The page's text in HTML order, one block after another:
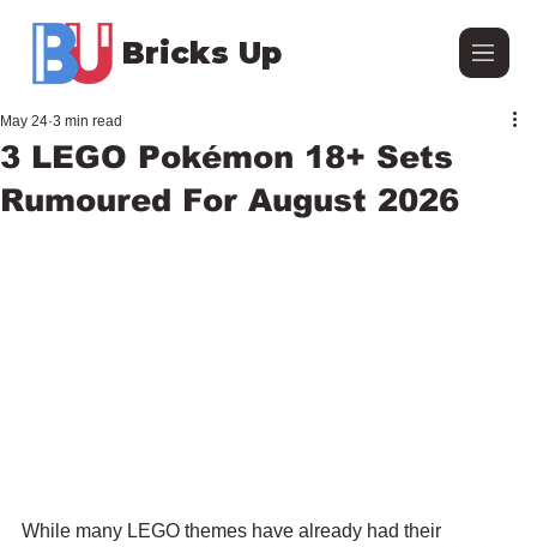
Bricks Up
3 LEGO Pokémon 18+ Sets
Rumoured For August 2026
May 24 3 min read
While many LEGO themes have already had their